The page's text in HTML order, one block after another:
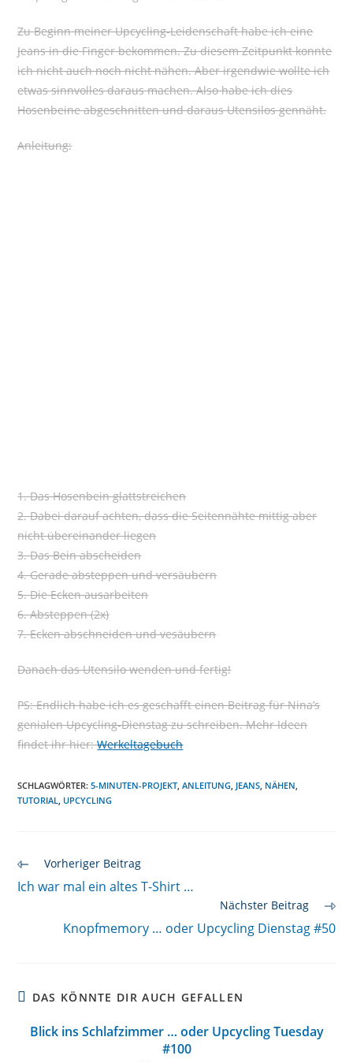
Zu Beginn meiner Upcycling-Leidenschaft habe ich eine
Jeans in die Finger bekommen. Zu diesem Zeitpunkt konnte
ich nicht auch noch nicht nähen. Aber irgendwie wollte ich
etwas sinnvolles daraus machen. Also habe ich dies
Hosenbeine abgeschnitten und daraus Utensilos gennäht.
Anleitung:
1. Das Hosenbein glattstreichen
2. Dabei darauf achten, dass die Seitennähte mittig aber
nicht übereinander liegen
3. Das Bein abscheiden
4. Gerade absteppen und versäubern
5. Die Ecken ausarbeiten
6. Absteppen (2x)
7. Ecken abschneiden und vesäubern
Danach das Utensilo wenden und fertig!
PS: Endlich habe ich es geschafft einen Beitrag für Nina’s
genialen Upcycling-Dienstag zu schreiben. Mehr Ideen
findet ihr hier:Werkeltagebuch
SCHLAGWÖRTER:5-MINUTEN-PROJEKT, ANLEITUNG, JEANS, NÄHEN,
TUTORIAL, UPCYCLING
Weitere
Artikel
ansehen
Vorheriger Beitrag
Ich war mal ein altes T-Shirt …
Nächster Beitrag
Knopfmemory … oder Upcycling Dienstag #50
DAS KÖNNTE DIR AUCH GEFALLEN
Blick ins Schlafzimmer … oder Upcycling Tuesday
#100